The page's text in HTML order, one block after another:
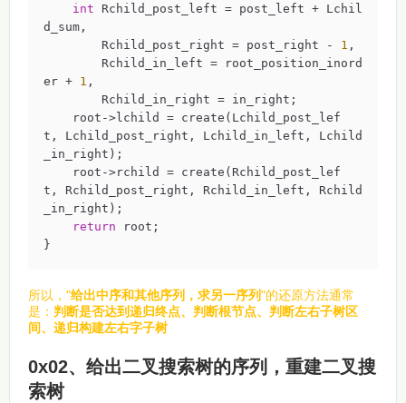
int Rchild_post_left = post_left + Lchil
d_sum,
Rchild_post_right = post_right - 1 ,
Rchild_in_left = root_position_inord
er + 1 ,
Rchild_in_right = in_right;
root->lchild = create(Lchild_post_lef
t, Lchild_post_right, Lchild_in_left, Lchild
_in_right);
root->rchild = create(Rchild_post_lef
t, Rchild_post_right, Rchild_in_left, Rchild
_in_right);
return root;
}
所以，"给出中序和其他序列，求另一序列"的还原方法通常
是： 判断是否达到递归终点、判断根节点、判断左右子树区
间、递归构建左右字子树
0x02、给出二叉搜索树的序列，重建二叉搜
索树